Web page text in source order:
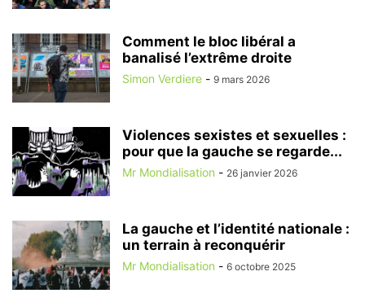
Comment le bloc libéral a
banalisé l’extrême droite
Simon Verdiere - 9 mars 2026
Violences sexistes et sexuelles :
pour que la gauche se regarde...
Mr Mondialisation - 26 janvier 2026
La gauche et l’identité nationale :
un terrain à reconquérir
Mr Mondialisation - 6 octobre 2025